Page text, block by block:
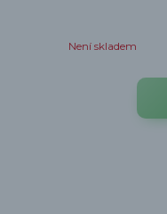
Není skladem